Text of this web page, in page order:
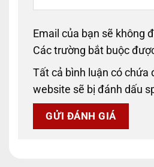
Email của bạn sẽ không
Các trường bắt buộc
Tất cả bình luận có chứa
website sẽ bị đánh dấu